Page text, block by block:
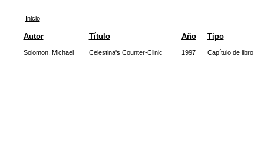
Inicio
Autor Título Año Tipo
Solomon, Michael Celestina's Counter-Clinic 1997 Capítulo de libro